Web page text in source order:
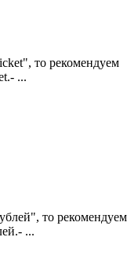
то рекомендуем
...
то рекомендуем
...